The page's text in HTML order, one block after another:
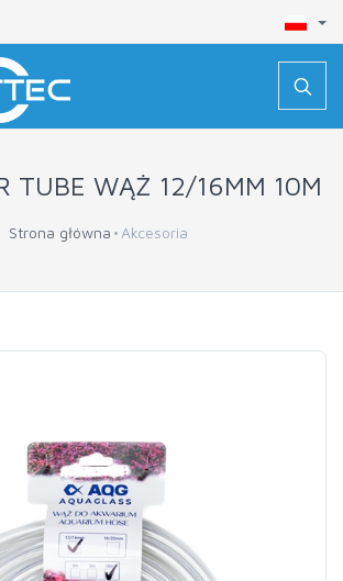
TUBE WĄŻ 12/16MM 10M
Strona główna Akcesoria